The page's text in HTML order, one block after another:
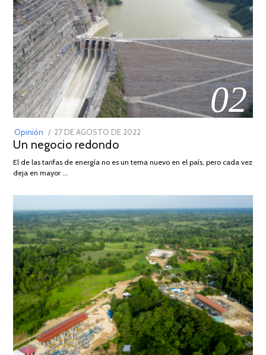
02
Opinión
POSTED
ON
27 DE AGOSTO DE 2022
DE
Un negocio redondo
El de las tarifas de energía no es un tema nuevo en el país, pero cada vez
deja en mayor …